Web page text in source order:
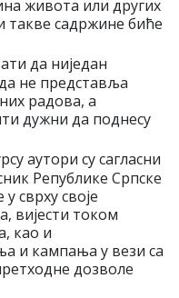
живота или других
такве садржине биће
да ниједан
не представља
радова, а
дужни да поднесу
аутори су сагласни
Републике Српске
сврху своје
вијести током
као и
и кампања у вези са
дозволе